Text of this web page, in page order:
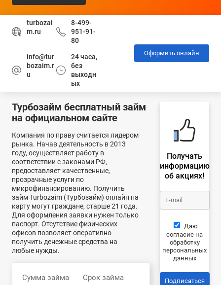
turbozai
m.ru
8-499-
951-91-
80
info@tur
bozaim.r
u
24 часа,
без
выходн
ых
Оформить онлайн
Турбозайм бесплатный займ
на официальном сайте
Компания по праву считается лидером
рынка. Начав деятельность в 2013
году, осуществляет работу в
соответствии с законами РФ,
предоставляет качественные,
прозрачные услуги по
микрофинансированию. Получить
займ Turbozaim (Турбозайм) онлайн на
карту могут граждане, старше 21 года.
Для оформления заявки нужен только
паспорт. Отсутствие физических
офисов позволяет оперативно
получить денежные средства на
любые нужды.
Сумма займа Срок займа
Получать
информацию
об акциях!
Даю
согласие на
обработку
персональных
данных
Подписаться